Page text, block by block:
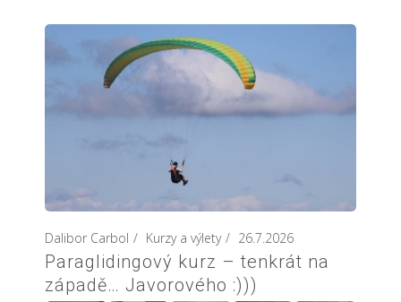
Dalibor Carbol Kurzy a výlety 26.7.2026
Paraglidingový kurz – tenkrát na
západě… Javorového :)))